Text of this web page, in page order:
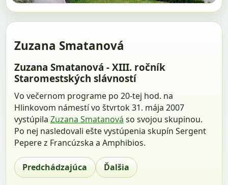
Zuzana Smatanová
Zuzana Smatanová - XIII. ročník
Staromestských slávností
Vo večernom programe po 20-tej hod. na
Hlinkovom námestí vo štvrtok 31. mája 2007
vystúpilaZuzana Smatanová so svojou skupinou.
Po nej nasledovali ešte vystúpenia skupín Sergent
Pepere z Francúzska a Amphibios.
Predchádzajúca Ďalšia